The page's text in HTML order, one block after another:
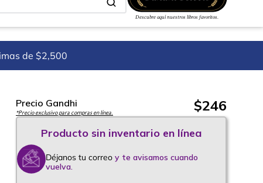
de $2,500
Precio Gandhi
*Precio exclusivo para compras en línea. $246
Déjanos tu correoy te avisamos cuando
vuelva.